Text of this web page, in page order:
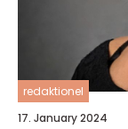
redaktionel
17. January 2024